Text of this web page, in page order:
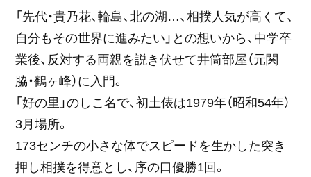
「先代・貴乃花、輪島、北の湖…、相撲人気が高くて、
自分もその世界に進みたい」との想いから、中学卒
業後、反対する両親を説き伏せて井筒部屋（元関
脇・鶴ヶ峰）に入門。
「好の里」のしこ名で、初土俵は1979年（昭和54年）
3月場所。
173センチの小さな体でスピードを生かした突き
押し相撲を得意とし、序の口優勝1回。